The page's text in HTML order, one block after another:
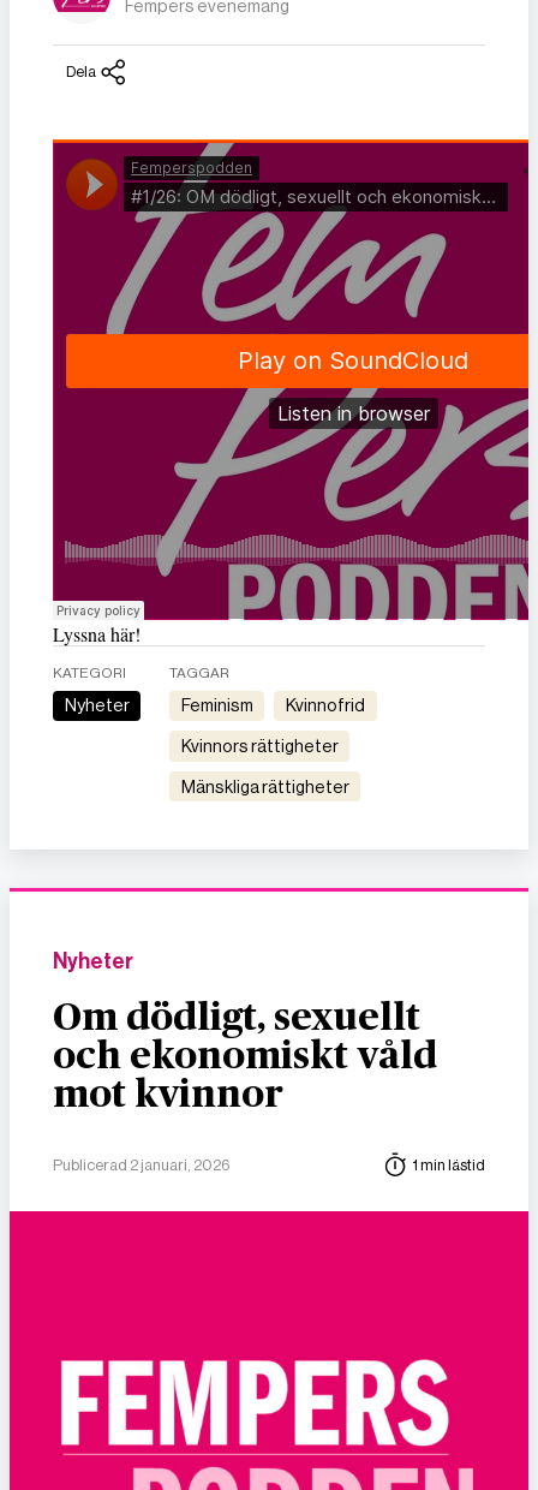
Fempers evenemang
Dela
Lyssna här!
KATEGORI
Nyheter
TAGGAR
feminism kvinnofrid
kvinnors rättigheter
mänskliga rättigheter
Nyheter
Om dödligt, sexuellt
och ekonomiskt våld
mot kvinnor
Publicerad 2 januari, 2026 1 min lästid